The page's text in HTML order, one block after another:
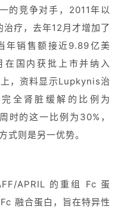
的竞争对手，2011年以
疗，去年12月才增加了
年销售额接近9.89亿美
国内获批上市并纳入
，资料显示Lupkynis治
全肾脏缓解的比例为
时的这一比例为30%，
则是另一优势。
APRIL 的重组 Fc 蛋
融合蛋白，旨在特异性